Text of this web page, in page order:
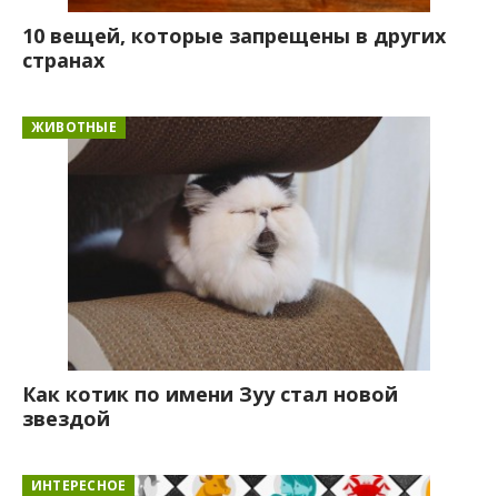
10 вещей, которые запрещены в других
странах
ЖИВОТНЫЕ
Как котик по имени Зуу стал новой
звездой
ИНТЕРЕСНОЕ